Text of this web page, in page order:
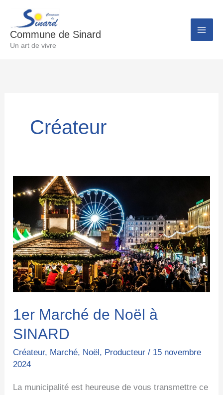
contenu
Commune de Sinard
Un art de vivre
Créateur
1er Marché de Noël à
SINARD
Créateur, Marché, Noël, Producteur / 15 novembre
2024
La municipalité est heureuse de vous transmettre ce
Marché
de
Noël
à
SINARD